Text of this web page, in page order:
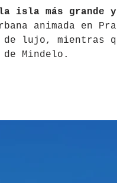
isla más grande
animada en
lujo, mientras
Mindelo.